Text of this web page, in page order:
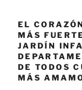
EL
MÁS
JARDÍN
DE TODOS
MÁS